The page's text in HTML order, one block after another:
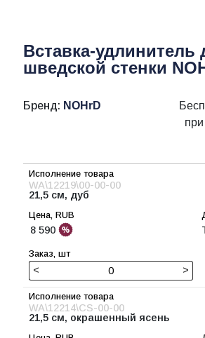
Вставка-удлинитель
шведской стенки
Бренд: NOHrD
WA\12219\00-00-00
21,5 см, дуб
8 590
< >
WA\12214\CS-00-00
21,5 см, окрашенный ясень